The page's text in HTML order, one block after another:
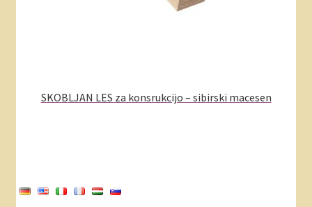
SKOBLJAN LES za konsrukcijo – sibirski macesen